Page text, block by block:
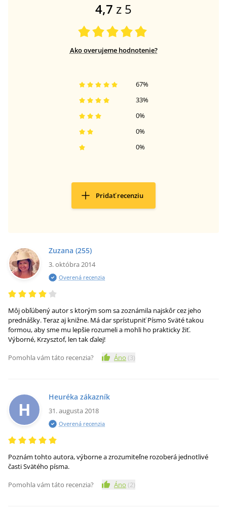
4,7 z 5
Ako overujeme hodnotenie?
0%
0%
0%
33%
67%
Pridať recenziu
Zuzana (255)
3. októbra 2014
Overená recenzia
Môj obľúbený autor s ktorým som sa zoznámila najskôr cez jeho
prednášky. Teraz aj knižne. Má dar sprístupniť Písmo Sväté takou
formou, aby sme mu lepšie rozumeli a mohli ho prakticky žiť.
Výborné, Krzysztof, len tak ďalej!
Pomohla vám táto recenzia?
Áno (3)
H
Heuréka zákazník
31. augusta 2018
Overená recenzia
Poznám tohto autora, výborne a zrozumiteľne rozoberá jednotlivé
časti Svätého písma.
Pomohla vám táto recenzia?
Áno (2)